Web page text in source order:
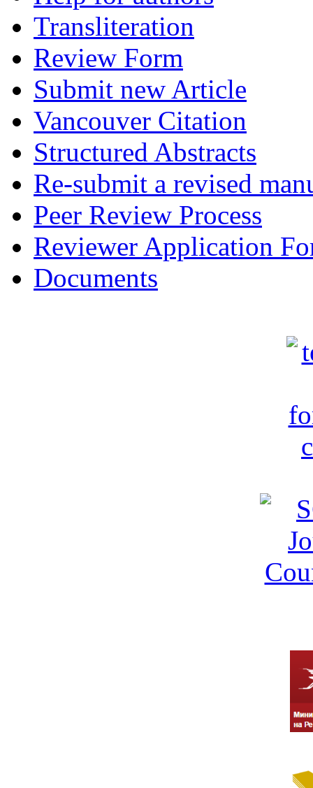
Transliteration
Review Form
Submit new Article
Vancouver Citation
Structured Abstracts
Re-submit a revised
Peer Review Process
Reviewer Application
Documents